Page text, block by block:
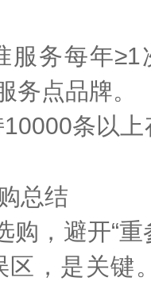
服务每年
务点品牌。
条以
总结
购，避开“
区，是关键